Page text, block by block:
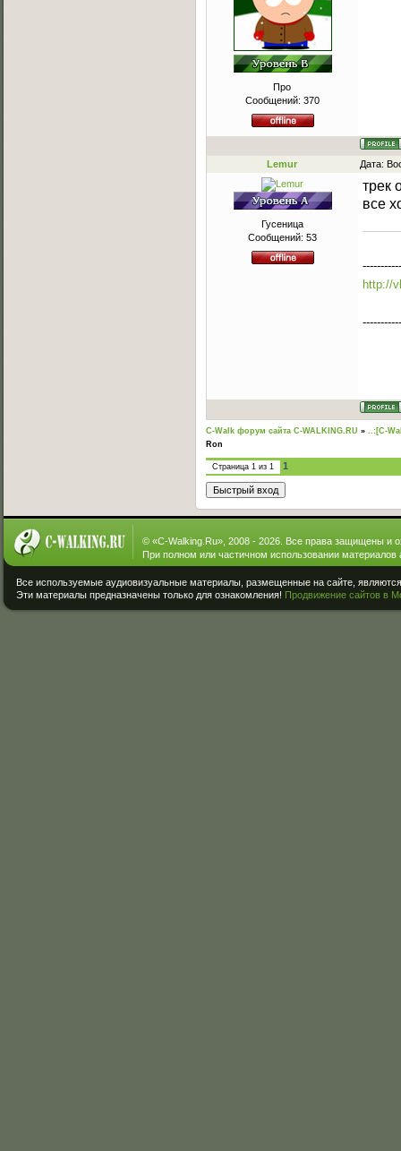
Про
Сообщений: 370
Lemur Дата:
Гусеница
Сообщений: 53
трек
все
http://
C-Walk форум сайта C-WALKING.RU » ..:[C-
Ron
Страница 1 из 1 1
© «C-Walking.Ru», 2008 - 2026. Все права защищены и
При полном или частичном использовании материалов
Все используемые аудиовизуальные материалы, размещенные на сайте,
Эти материалы предназначены только для ознакомления! Продвижение сайтов в